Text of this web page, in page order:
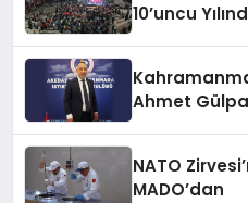
10’uncu
Ahmet
NATO
MADO’dan